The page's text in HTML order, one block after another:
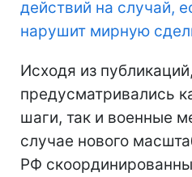
действий на случай,
нарушит мирную
Исходя из публикаций,
предусматривались
шаги, так и военные
случае нового
РФ